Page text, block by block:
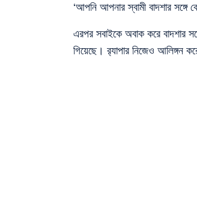
‘আপনি আপনার স্বামী বাদশার
এরপর সবাইকে অবাক করে বাদশার
গিয়েছে। র‍্যাপার নিজেও আলিঙ্গন